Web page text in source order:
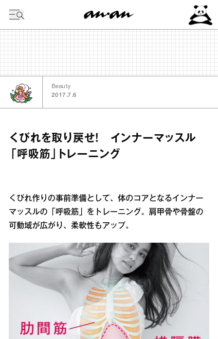
Beauty
2017.7.6
くびれを取り戻せ！ インナーマッスル
「呼吸筋」トレーニング
くびれ作りの事前準備として、体のコアとなるインナー
マッスルの「呼吸筋」をトレーニング。肩甲骨や骨盤の
可動域が広がり、柔軟性もアップ。